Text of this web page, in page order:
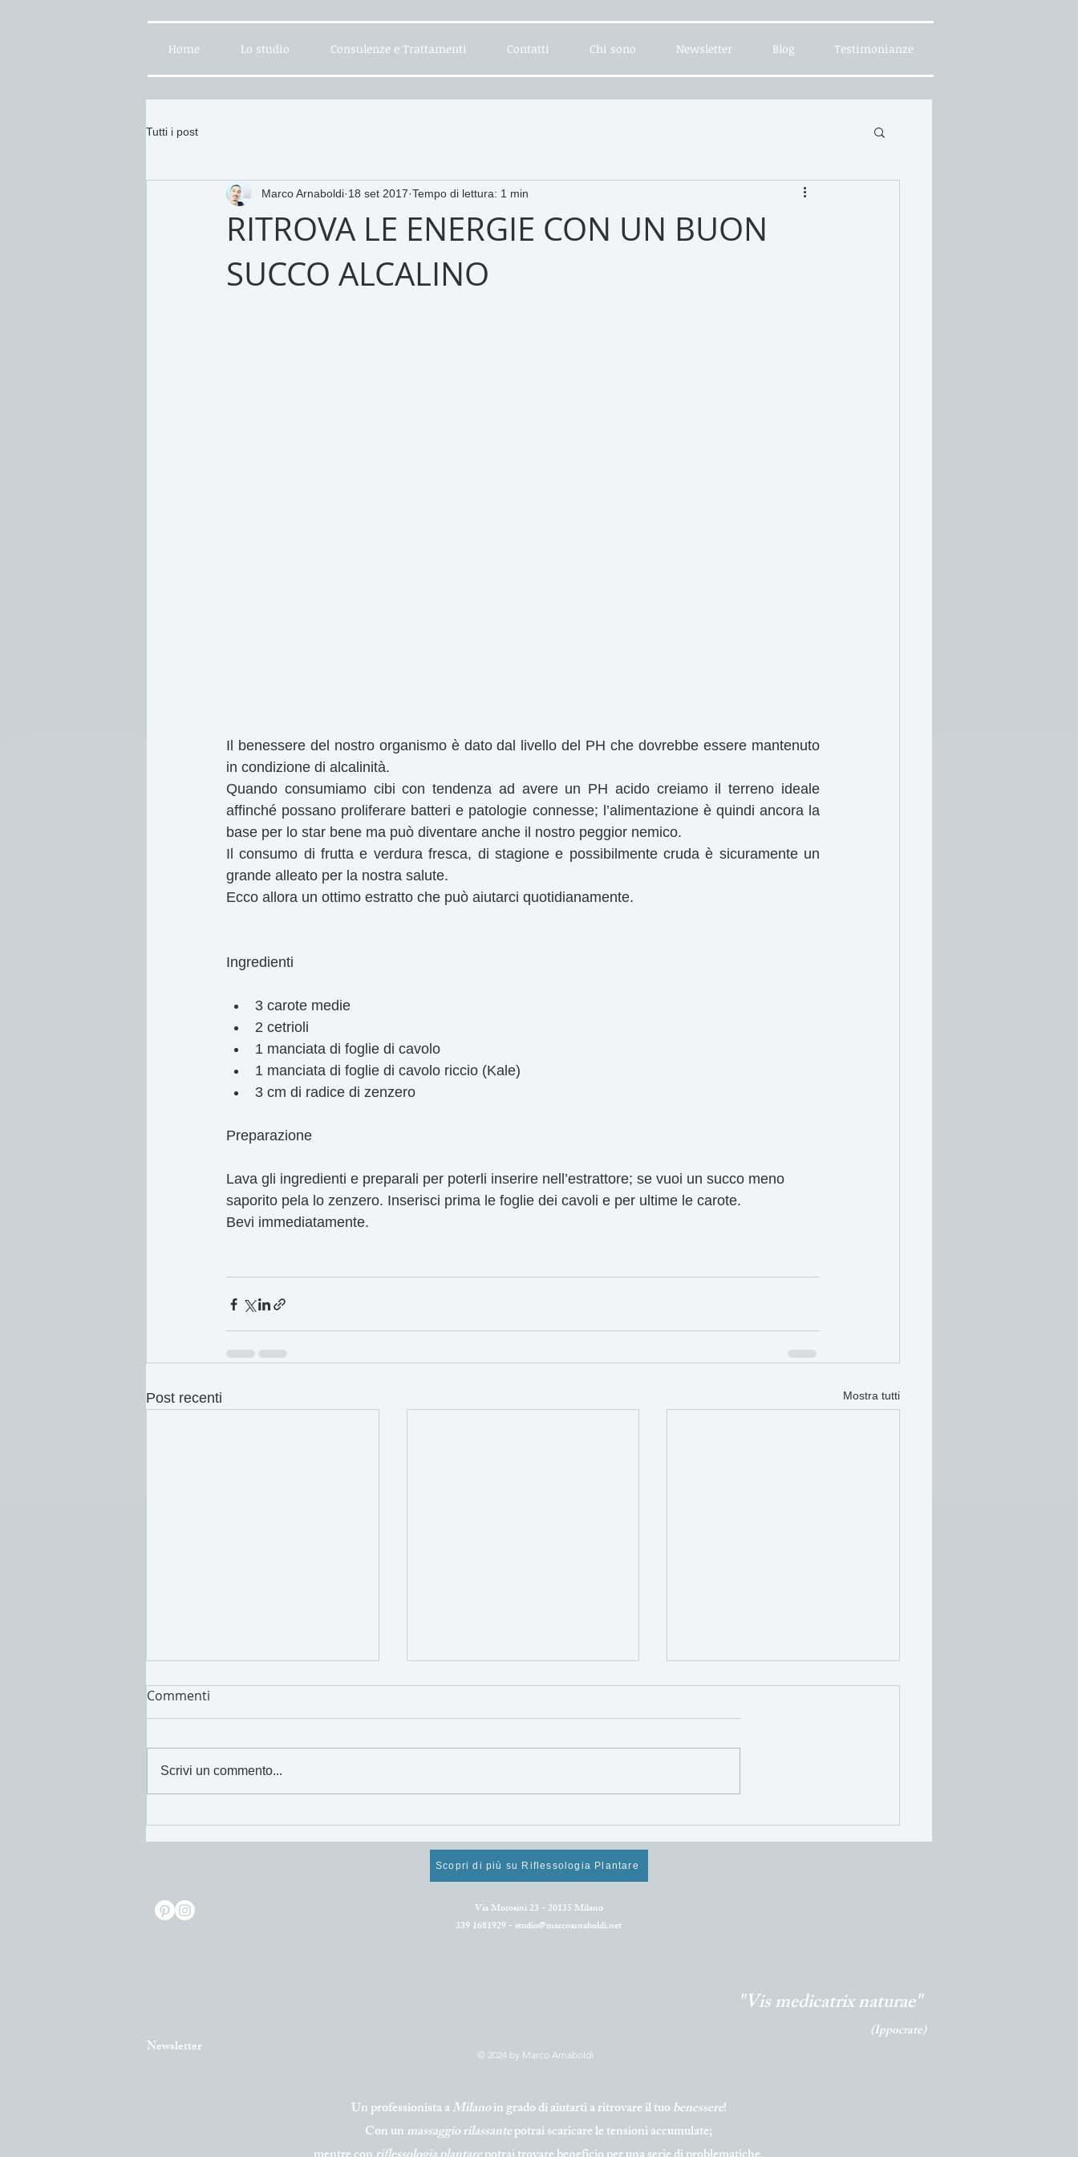
Home Lo studio Consulenze e Trattamenti Contatti Chi sono Newsletter Blog Testimonianze
Tutti i post
RITROVA LE ENERGIE CON UN BUON
SUCCO ALCALINO
Marco Arnaboldi 18 set 2017 Tempo di lettura: 1 min
Il benessere del nostro organismo è dato dal livello del PH che dovrebbe essere mantenuto
in condizione di alcalinità.
Quando consumiamo cibi con tendenza ad avere un PH acido creiamo il terreno ideale
affinché possano proliferare batteri e patologie connesse; l’alimentazione è quindi ancora la
base per lo star bene ma può diventare anche il nostro peggior nemico.
Il consumo di frutta e verdura fresca, di stagione e possibilmente cruda è sicuramente un
grande alleato per la nostra salute.
Ecco allora un ottimo estratto che può aiutarci quotidianamente.
Ingredienti
3 carote medie
2 cetrioli
1 manciata di foglie di cavolo
1 manciata di foglie di cavolo riccio (Kale)
3 cm di radice di zenzero
Preparazione
Lava gli ingredienti e preparali per poterli inserire nell’estrattore; se vuoi un succo meno
saporito pela lo zenzero. Inserisci prima le foglie dei cavoli e per ultime le carote.
Bevi immediatamente.
Post recenti Mostra tutti
I cibi di Maggio!
rigenerarsi e star bene!
Cosa mangiare ad aprile.
superfood di stagione per
Commenti
Scrivi un commento...
Scopri di più su Riflessologia Plantare
Newsletter
Via Morosini 23 - 20135 Milano
339 1681929 -studio@marcoarnaboldi.net
"Vis medicatrix naturae"
(Ippocrate)
© 2024 by Marco Arnaboldi
Un professionista aMilanoin grado di aiutarti a ritrovare il tuobenessere!
Con unmassaggiorilassantepotrai scaricare le tensioni accumulate;